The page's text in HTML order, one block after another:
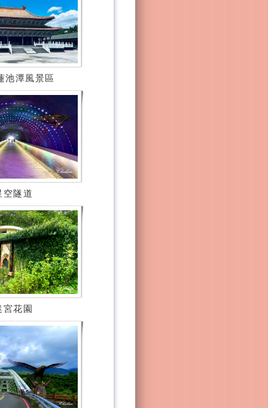
池潭風景區
空隧道
宮花園